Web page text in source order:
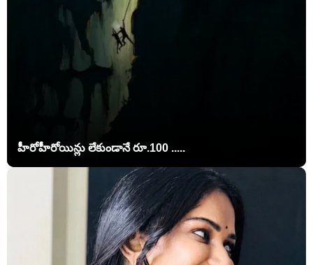
హీరోహీరోయిన్లు లేకుండానే రూ.100 .....